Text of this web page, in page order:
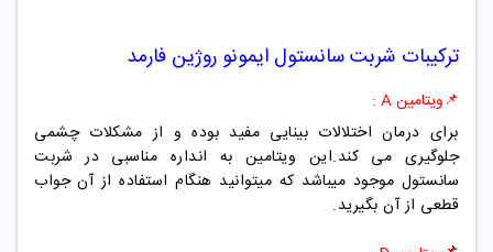
ترکیبات شربت سانستول ایمونو روژین فارمد
📌ویتامین A :
برای درمان اختلالات بینایی مفید بوده و از مشکلات چشمی
جلوگیری می کند.این ویتامین به انداره مناسبی در شربت
سانستول موجود میباشد که میتوانید هنگام استفاده از آن جواب
قطعی از آن بگیرید.